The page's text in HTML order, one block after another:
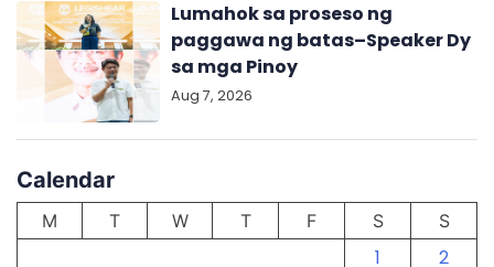
Lumahok sa proseso ng
paggawa ng batas–Speaker Dy
sa mga Pinoy
Aug 7, 2026
Calendar
M T W T F S S
1
2